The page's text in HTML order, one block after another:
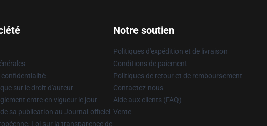
confidentialité
sur le droit d'auteur
entre en vigueur le jour
sa publication au Journal officiel
Loi sur la transparence de
Notre soutien
Politiques d'expédition et de livraison
Conditions de paiement
Politiques de retour et de remboursement
Contactez-nous
Aide aux clients (FAQ)
Vente